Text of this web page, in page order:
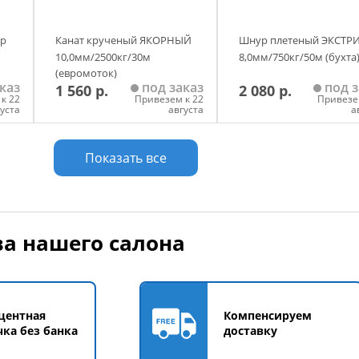
22
Канат крученый ЯКОРНЫЙ
10,0мм/2500кг/30м
(евромоток)
1 560 р. под заказ
Привезем к 22
августа
Добавить в корзину
Шнур плетеный
8,0мм/750кг/50м (бухта)
2 080 р. под
Показать все
нашего салона
без банка
Компенсируем
доставку